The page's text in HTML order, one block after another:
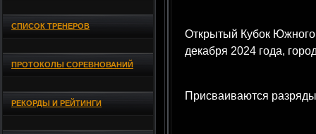
СПИСОК ТРЕНЕРОВ
ПРОТОКОЛЫ СОРЕВНОВАНИЙ
РЕКОРДЫ И РЕЙТИНГИ
Открытый Кубок
декабря 2024 года,
Присваиваются